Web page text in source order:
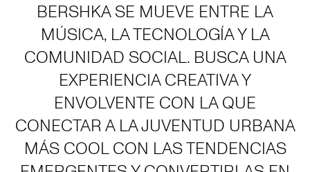
BERSHKA SE MUEVE ENTRE LA
MÚSICA, LA TECNOLOGÍA Y LA
COMUNIDAD SOCIAL. BUSCA UNA
EXPERIENCIA CREATIVA Y
ENVOLVENTE CON LA QUE
CONECTAR A LA JUVENTUD URBANA
MÁS COOL CON LAS TENDENCIAS